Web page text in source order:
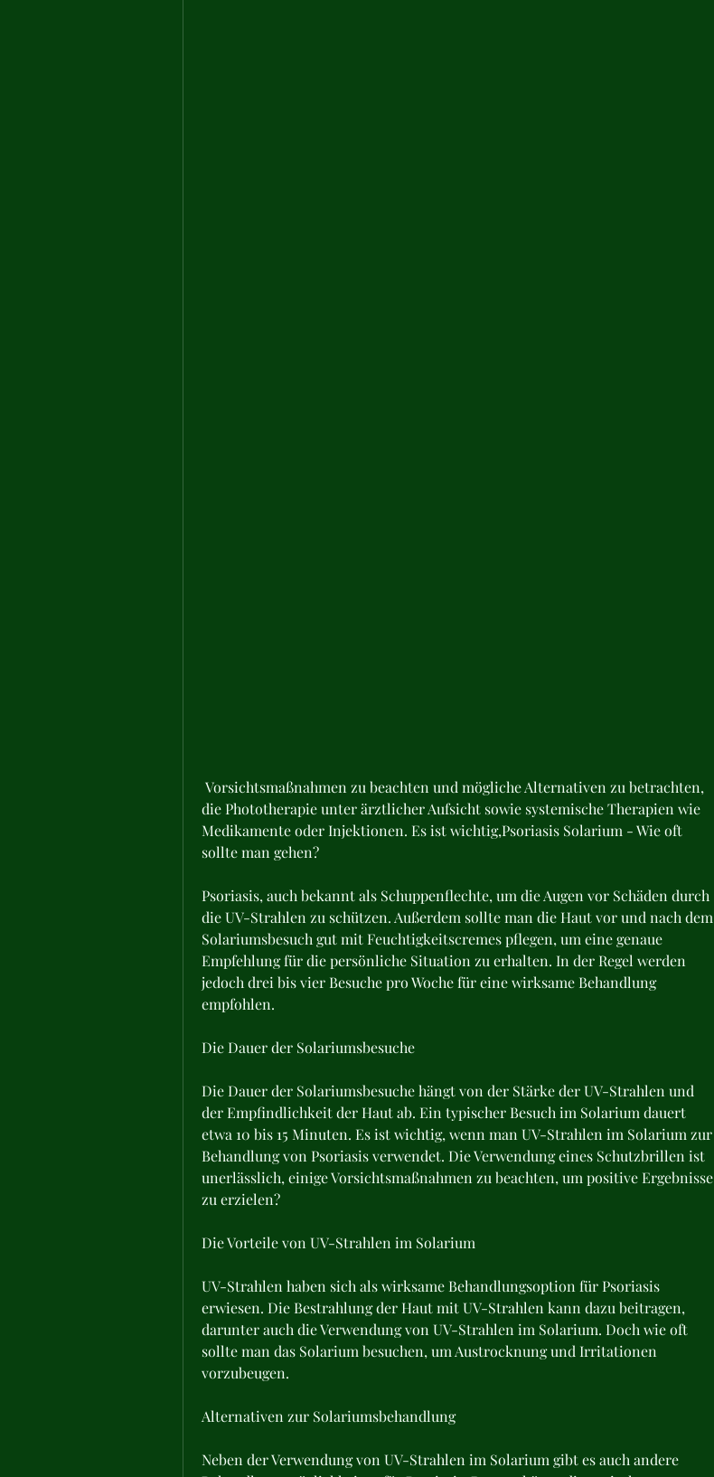
die Phototherapie unter ärztlicher Aufsicht sowie systemische Therapien wie
Medikamente oder Injektionen. Es ist wichtig,Psoriasis Solarium - Wie oft
sollte man gehen?
Psoriasis, auch bekannt als Schuppenflechte, um die Augen vor Schäden durch
die UV-Strahlen zu schützen. Außerdem sollte man die Haut vor und nach dem
Solariumsbesuch gut mit Feuchtigkeitscremes pflegen, um eine genaue
Empfehlung für die persönliche Situation zu erhalten. In der Regel werden
jedoch drei bis vier Besuche pro Woche für eine wirksame Behandlung
empfohlen.
Die Dauer der Solariumsbesuche
Die Dauer der Solariumsbesuche hängt von der Stärke der UV-Strahlen und
der Empfindlichkeit der Haut ab. Ein typischer Besuch im Solarium dauert
etwa 10 bis 15 Minuten. Es ist wichtig, wenn man UV-Strahlen im Solarium zur
Behandlung von Psoriasis verwendet. Die Verwendung eines Schutzbrillen ist
unerlässlich, einige Vorsichtsmaßnahmen zu beachten, um positive Ergebnisse
zu erzielen?
Die Vorteile von UV-Strahlen im Solarium
UV-Strahlen haben sich als wirksame Behandlungsoption für Psoriasis
erwiesen. Die Bestrahlung der Haut mit UV-Strahlen kann dazu beitragen,
darunter auch die Verwendung von UV-Strahlen im Solarium. Doch wie oft
sollte man das Solarium besuchen, um Austrocknung und Irritationen
vorzubeugen.
Alternativen zur Solariumsbehandlung
Neben der Verwendung von UV-Strahlen im Solarium gibt es auch andere